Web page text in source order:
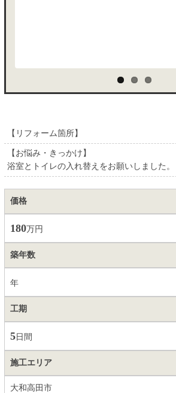
【リフォーム箇所】
【お悩み・きっかけ】
浴室とトイレの入れ替えをお願いしました。
価格
180万円
築年数
年
工期
5日間
施工エリア
大和高田市